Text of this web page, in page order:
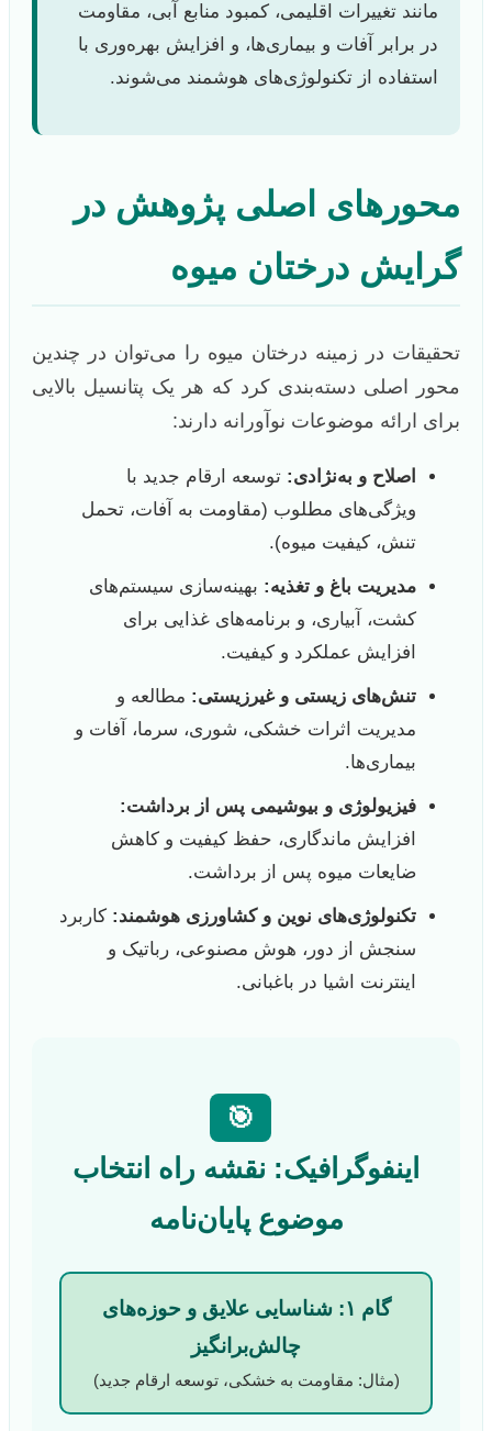
مانند تغییرات اقلیمی، کمبود منابع آبی، مقاومت
در برابر آفات و بیماری‌ها، و افزایش بهره‌وری با
استفاده از تکنولوژی‌های هوشمند می‌شوند.
محورهای اصلی پژوهش در
گرایش درختان میوه
تحقیقات در زمینه درختان میوه را می‌توان در چندین
محور اصلی دسته‌بندی کرد که هر یک پتانسیل بالایی
برای ارائه موضوعات نوآورانه دارند:
اصلاح و به‌نژادی: توسعه ارقام جدید با
ویژگی‌های مطلوب (مقاومت به آفات، تحمل
تنش، کیفیت میوه).
مدیریت باغ و تغذیه: بهینه‌سازی سیستم‌های
کشت، آبیاری، و برنامه‌های غذایی برای
افزایش عملکرد و کیفیت.
تنش‌های زیستی و غیرزیستی: مطالعه و
مدیریت اثرات خشکی، شوری، سرما، آفات و
بیماری‌ها.
فیزیولوژی و بیوشیمی پس از برداشت:
افزایش ماندگاری، حفظ کیفیت و کاهش
ضایعات میوه پس از برداشت.
تکنولوژی‌های نوین و کشاورزی هوشمند: کاربرد
سنجش از دور، هوش مصنوعی، رباتیک و
اینترنت اشیا در باغبانی.
🎯
اینفوگرافیک: نقشه راه انتخاب
موضوع پایان‌نامه
گام ۱: شناسایی علایق و حوزه‌های
چالش‌برانگیز
(مثال: مقاومت به خشکی، توسعه ارقام جدید)